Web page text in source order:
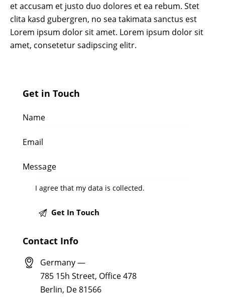
et accusam et justo duo dolores et ea rebum. Stet
clita kasd gubergren, no sea takimata sanctus est
Lorem ipsum dolor sit amet. Lorem ipsum dolor sit
amet, consetetur sadipscing elitr.
Get in Touch
I agree that my data iscollected.
Contact Info
Germany —
785 15h Street, Office 478
Berlin, De 81566